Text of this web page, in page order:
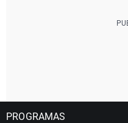
PROGRAMAS